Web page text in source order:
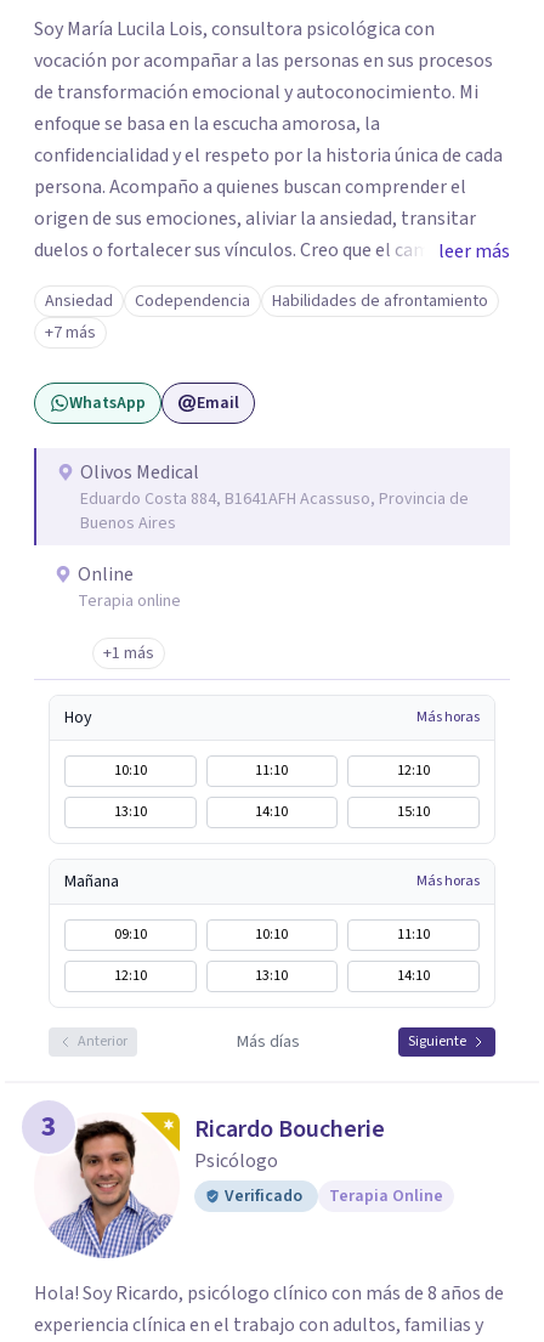
Soy María Lucila Lois, consultora psicológica con
vocación por acompañar a las personas en sus procesos
de transformación emocional y autoconocimiento. Mi
enfoque se basa en la escucha amorosa, la
confidencialidad y el respeto por la historia única de cada
persona. Acompaño a quienes buscan comprender el
origen de sus emociones, aliviar la ansiedad, transitar
duelos o fortalecer sus vínculos. Creo que el camino hacia
una vida más auténtica comienza cuando nos animamos
a mirar hacia adentro y a reconocer las raíces de lo que
sentimos.
leer más
Ansiedad Codependencia
Habilidades de afrontamiento
+7 más
WhatsApp Email
Olivos Medical
Eduardo Costa 884, B1641AFH Acassuso, Provincia de
Buenos Aires
Online
Terapia online
+1 más
Hoy Más horas
10:10 11:10
12:10
13:10
14:10 15:10
Mañana Más horas
09:10 10:10
11:10
12:10
13:10 14:10
Anterior Más días Siguiente
3 Ricardo Boucherie
Psicólogo
Verificado Terapia Online
Hola! Soy Ricardo, psicólogo clínico con más de 8 años de
experiencia clínica en el trabajo con adultos, familias y